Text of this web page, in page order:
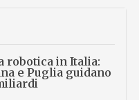
robotica in Italia:
e Puglia guidano